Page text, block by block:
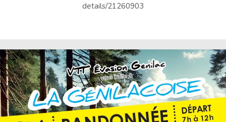
details/21260903